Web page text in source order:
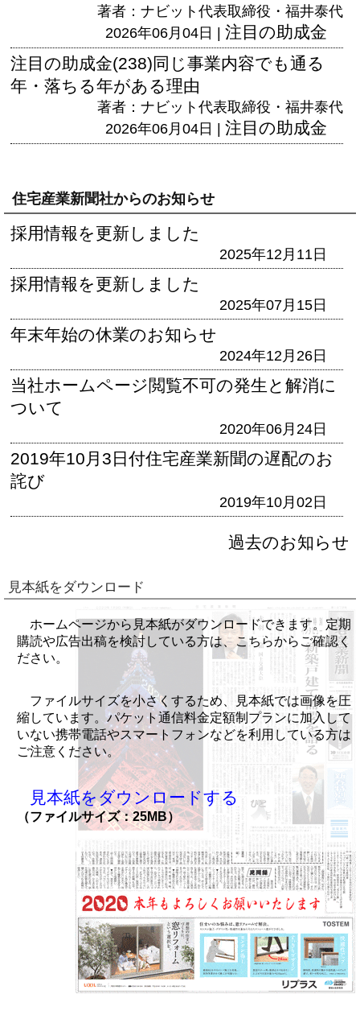
著者：ナビット代表取締役・福井泰代
2026年06月04日 | 注目の助成金
注目の助成金(238)同じ事業内容でも通る
年・落ちる年がある理由
著者：ナビット代表取締役・福井泰代
2026年06月04日 | 注目の助成金
住宅産業新聞社からのお知らせ
採用情報を更新しました
2025年12月11日
採用情報を更新しました
2025年07月15日
年末年始の休業のお知らせ
2024年12月26日
当社ホームページ閲覧不可の発生と解消に
ついて
2020年06月24日
2019年10月3日付住宅産業新聞の遅配のお
詫び
2019年10月02日
過去のお知らせ
見本紙をダウンロード
ホームページから見本紙がダウンロードできます。定期
購読や広告出稿を検討している方は、こちらからご確認く
ださい。
ファイルサイズを小さくするため、見本紙では画像を圧
縮しています。パケット通信料金定額制プランに加入して
いない携帯電話やスマートフォンなどを利用している方は
ご注意ください。
見本紙をダウンロードする
（ファイルサイズ：25MB）